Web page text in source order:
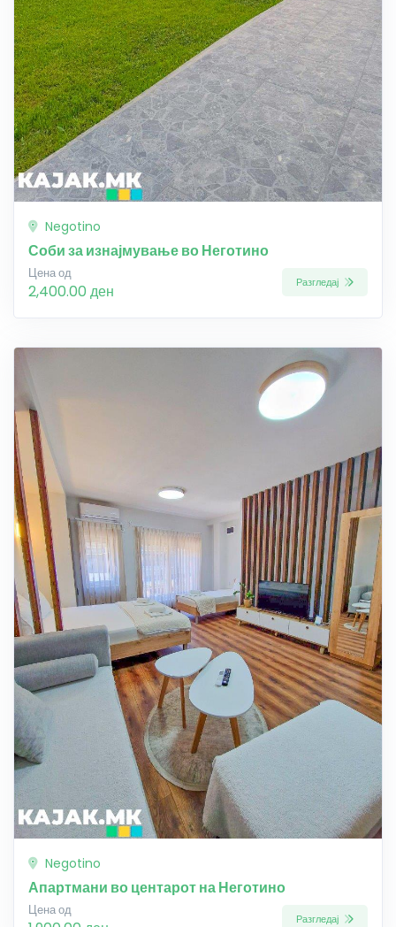
Negotino
Соби за изнајмување во Неготино
Цена од
2,400.00 ден Разгледај
Negotino
Апартмани во центарот на Неготино
Цена од
Разгледај